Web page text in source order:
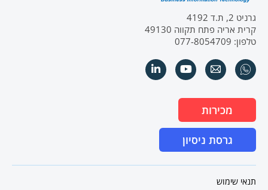
גרניט 2, ת.ד 4192
קרית אריה פתח תקווה 49130
טלפון: 077-8054709
מכירות
גרסת ניסיון
תנאי שימוש